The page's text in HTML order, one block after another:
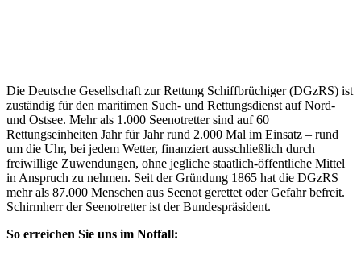
Die Deutsche Gesellschaft zur Rettung Schiffbrüchiger (DGzRS) ist
zuständig für den maritimen Such- und Rettungsdienst auf Nord-
und Ostsee. Mehr als 1.000 Seenotretter sind auf 60
Rettungseinheiten Jahr für Jahr rund 2.000 Mal im Einsatz – rund
um die Uhr, bei jedem Wetter, finanziert ausschließlich durch
freiwillige Zuwendungen, ohne jegliche staatlich-öffentliche Mittel
in Anspruch zu nehmen. Seit der Gründung 1865 hat die DGzRS
mehr als 87.000 Menschen aus Seenot gerettet oder Gefahr befreit.
Schirmherr der Seenotretter ist der Bundespräsident.
So erreichen Sie uns im Notfall: